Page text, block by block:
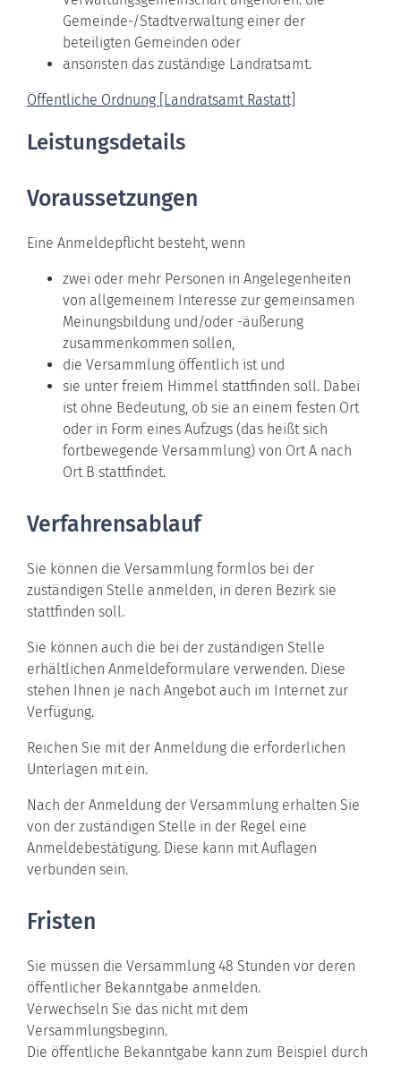
Gemeinde-/Stadtverwaltung einer der
beteiligten Gemeinden oder
ansonsten das zuständige Landratsamt.
Öffentliche Ordnung [Landratsamt Rastatt]
Leistungsdetails
Voraussetzungen
Eine Anmeldepflicht besteht, wenn
zwei oder mehr Personen in Angelegenheiten
von allgemeinem Interesse zur gemeinsamen
Meinungsbildung und/oder -äußerung
zusammenkommen sollen,
die Versammlung öffentlich ist und
sie unter freiem Himmel stattfinden soll. Dabei
ist ohne Bedeutung, ob sie an einem festen Ort
oder in Form eines Aufzugs (das heißt sich
fortbewegende Versammlung) von Ort A nach
Ort B stattfindet.
Verfahrensablauf
Sie können die Versammlung formlos bei der
zuständigen Stelle anmelden, in deren Bezirk sie
stattfinden soll.
Sie können auch die bei der zuständigen Stelle
erhältlichen Anmeldeformulare verwenden. Diese
stehen Ihnen je nach Angebot auch im Internet zur
Verfügung.
Reichen Sie mit der Anmeldung die erforderlichen
Unterlagen mit ein.
Nach der Anmeldung der Versammlung erhalten Sie
von der zuständigen Stelle in der Regel eine
Anmeldebestätigung. Diese kann mit Auflagen
verbunden sein.
Fristen
Sie müssen die Versammlung 48 Stunden vor deren
öffentlicher Bekanntgabe anmelden.
Verwechseln Sie das nicht mit dem
Versammlungsbeginn.
Die öffentliche Bekanntgabe kann zum Beispiel durch